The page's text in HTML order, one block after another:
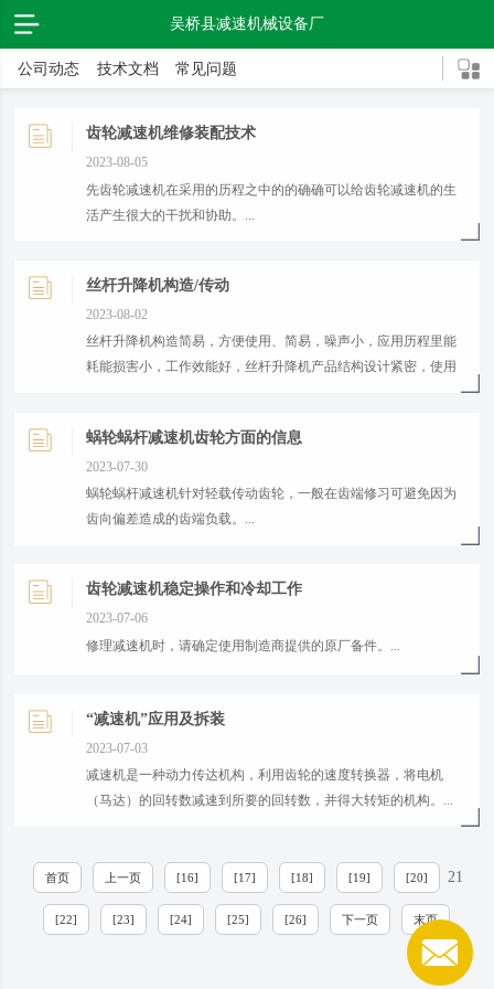
吴桥县减速机械设备厂
公司动态 技术文档 常见问题
齿轮减速机维修装配技术
2023-08-05
​先齿轮减速机在采用的历程之中的的确确可以给齿轮减速机的生
活产生很大的干扰和协助。...
丝杆升降机构造/传动
2023-08-02
​丝杆升降机构造简易，方便使用、简易，噪声小，应用历程里能
耗能损害小，工作效能好，丝杆升降机产品结构设计紧密，使用
蜗轮蜗杆减速机齿轮方面的信息
2023-07-30
​蜗轮蜗杆减速机针对轻载传动齿轮，一般在齿端修习可避免因为
齿向偏差造成的齿端负载。...
齿轮减速机稳定操作和冷却工作
2023-07-06
修理减速机时，请确定使用制造商提供的原厂备件。...
“减速机”应用及拆装
2023-07-03
减速机是一种动力传达机构，利用齿轮的速度转换器，将电机
（马达）的回转数减速到所要的回转数，并得大转矩的机构。...
首页 上一页 [16] [17] [18] [19] [20] 21
[22] [23] [24] [25] [26] 下一页 末页